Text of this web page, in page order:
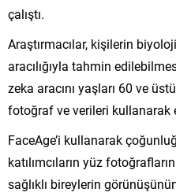
çalıştı.
Araştırmacılar, kişilerin
aracılığıyla tahmin
zeka aracını yaşları 60 ve
fotoğraf ve verileri kullanarak
FaceAge’i kullanarak
katılımcıların yüz
sağlıklı bireylerin